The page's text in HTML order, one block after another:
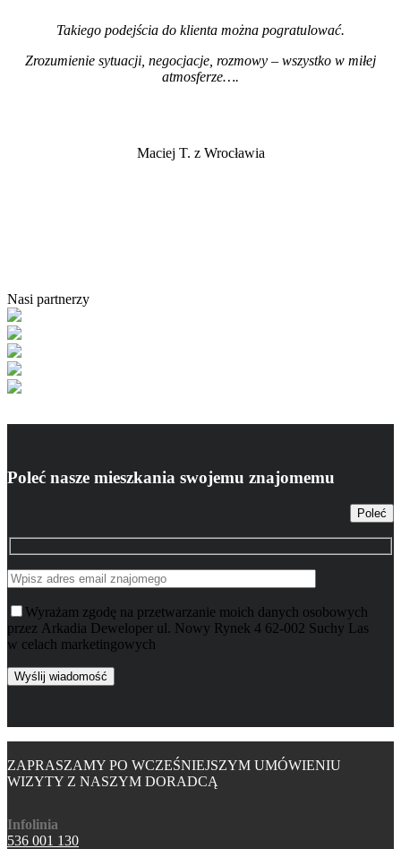
Takiego podejścia do klienta można pogratulować.
Zrozumienie sytuacji, negocjacje, rozmowy – wszystko w miłej
atmosferze….
Maciej T. z Wrocławia
Nasi partnerzy
Poleć nasze mieszkania swojemu znajomemu
Poleć
Wyrażam zgodę na przetwarzanie moich danych osobowych
przez Arkadia Deweloper ul. Nowy Rynek 4 62-002 Suchy Las
w celach marketingowych
ZAPRASZAMY PO WCZEŚNIEJSZYM UMÓWIENIU
WIZYTY Z NASZYM DORADCĄ
Infolinia
536 001 130